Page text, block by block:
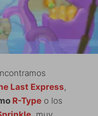
Last Express,
R-Type o los